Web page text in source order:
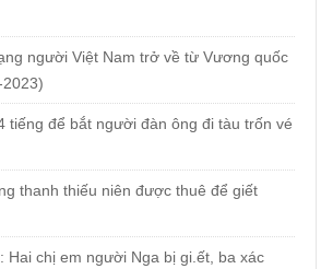
người Việt Nam trở về từ Vương quốc
tiếng để bắt người đàn ông đi tàu trốn vé
thanh thiếu niên được thuê để giết
Hai chị em người Nga bị gi.ết, ba xác